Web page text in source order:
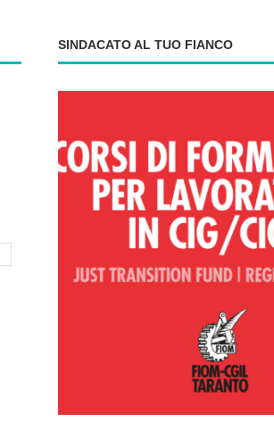
SINDACATO AL TUO FIANCO